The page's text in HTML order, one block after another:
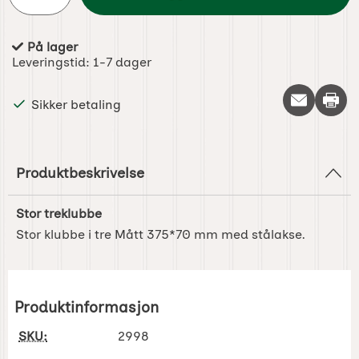
Produkttilgjengelighet:
På lager
Leveringstid: 1-7 dager
Sikker betaling Skriv
Produktbeskrivelse
Stor treklubbe
Stor klubbe i tre Mått 375*70 mm med stålakse.
Produktinformasjon
SKU: 2998